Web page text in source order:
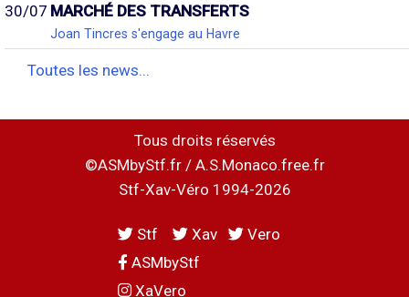
30/07 MARCHÉ DES TRANSFERTS
Joan Tincres s'engage au Havre
Toutes les news...
Tous droits réservés
©ASMbyStf.fr / A.S.Monaco.free.fr
Stf-Xav-Véro 1994-2026
Stf Xav
Vero
ASMbyStf
XaVero